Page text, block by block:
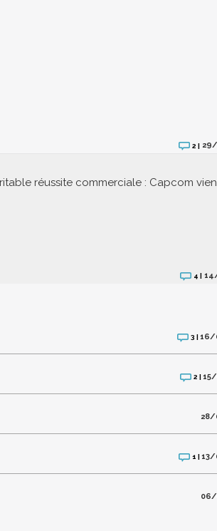
2 |29/
réussite commerciale : Capcom
4 |
3 |16/
2 |15/
28/
1 |13/
06/